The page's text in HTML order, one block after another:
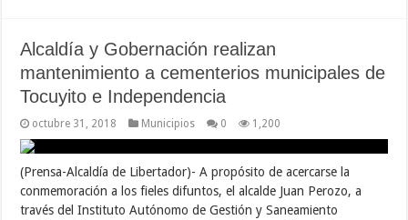
Alcaldía y Gobernación realizan
mantenimiento a cementerios municipales de
Tocuyito e Independencia
octubre 31, 2018 Municipios 0 1,200
(Prensa-Alcaldía de Libertador)- A propósito de acercarse la
conmemoración a los fieles difuntos, el alcalde Juan Perozo, a
través del Instituto Autónomo de Gestión y Saneamiento